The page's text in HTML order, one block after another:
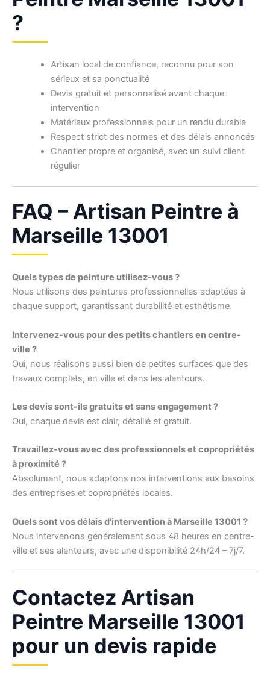
?
Artisan local de confiance, reconnu pour son
sérieux et sa ponctualité
Devis gratuit et personnalisé avant chaque
intervention
Matériaux professionnels pour un rendu durable
Respect strict des normes et des délais annoncés
Chantier propre et organisé, avec un suivi client
régulier
FAQ – Artisan Peintre à
Marseille 13001
Quels types de peinture utilisez-vous ?
Nous utilisons des peintures professionnelles adaptées à
chaque support, garantissant durabilité et esthétisme.
Intervenez-vous pour des petits chantiers en centre-
ville ?
Oui, nous réalisons aussi bien de petites surfaces que des
travaux complets, en ville et dans les alentours.
Les devis sont-ils gratuits et sans engagement ?
Oui, chaque devis est clair, détaillé et gratuit.
Travaillez-vous avec des professionnels et copropriétés
à proximité ?
Absolument, nous adaptons nos interventions aux besoins
des entreprises et copropriétés locales.
Quels sont vos délais d’intervention à Marseille 13001 ?
Nous intervenons généralement sous 48 heures en centre-
ville et ses alentours, avec une disponibilité 24h/24 – 7j/7.
Contactez Artisan
Peintre Marseille 13001
pour un devis rapide